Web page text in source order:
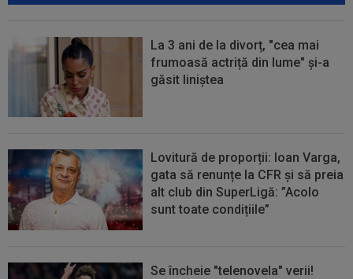
La 3 ani de la divorț, "cea mai
frumoasă actriță din lume" și-a
găsit liniștea
Lovitură de proporții: Ioan Varga,
gata să renunțe la CFR și să preia
alt club din SuperLigă: ”Acolo
sunt toate condițiile”
Se încheie "telenovela" verii!